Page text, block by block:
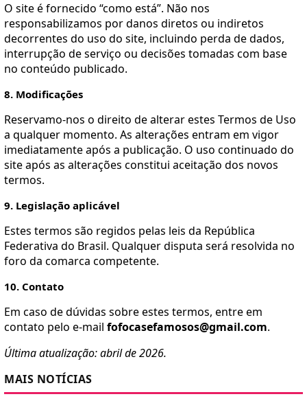
O site é fornecido “como está”. Não nos
responsabilizamos por danos diretos ou indiretos
decorrentes do uso do site, incluindo perda de dados,
interrupção de serviço ou decisões tomadas com base
no conteúdo publicado.
8. Modificações
Reservamo-nos o direito de alterar estes Termos de Uso
a qualquer momento. As alterações entram em vigor
imediatamente após a publicação. O uso continuado do
site após as alterações constitui aceitação dos novos
termos.
9. Legislação aplicável
Estes termos são regidos pelas leis da República
Federativa do Brasil. Qualquer disputa será resolvida no
foro da comarca competente.
10. Contato
Em caso de dúvidas sobre estes termos, entre em
contato pelo e-mail fofocasefamosos@gmail.com.
Última atualização: abril de 2026.
MAIS NOTÍCIAS